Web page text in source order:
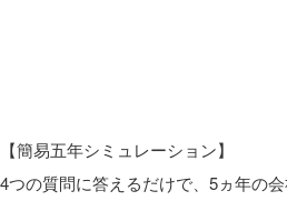
【簡易五年シミュレーション】
4つの質問に答えるだけで、5ヵ年の